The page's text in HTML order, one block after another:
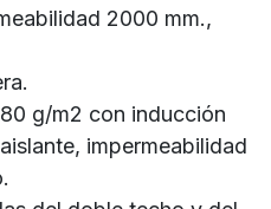
2000 mm.,
g/m2 con inducción
impermeabilidad